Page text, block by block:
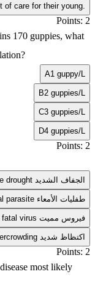
of care for their young.
Points: 2
170 guppies, what
A 1 guppy/L
B2 guppies/L
C3 guppies/L
D4 guppies/L
Points: 2
a severe drought الجفاف الشديد
an intestinal parasite طفليات الأمعاء
a fatal virus فيروس مميت
severe overcrowding اكتظاظ شديد
Points: 2
most likely